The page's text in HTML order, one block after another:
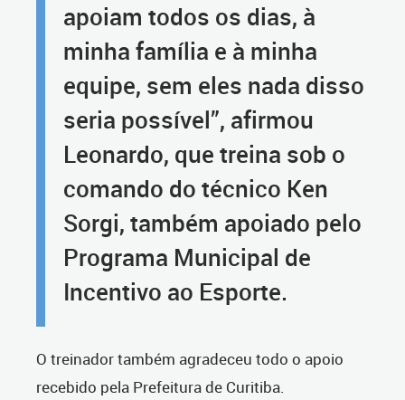
apoiam todos os dias, à
minha família e à minha
equipe, sem eles nada disso
seria possível”, afirmou
Leonardo, que treina sob o
comando do técnico Ken
Sorgi, também apoiado pelo
Programa Municipal de
Incentivo ao Esporte.
O treinador também agradeceu todo o apoio
recebido pela Prefeitura de Curitiba.